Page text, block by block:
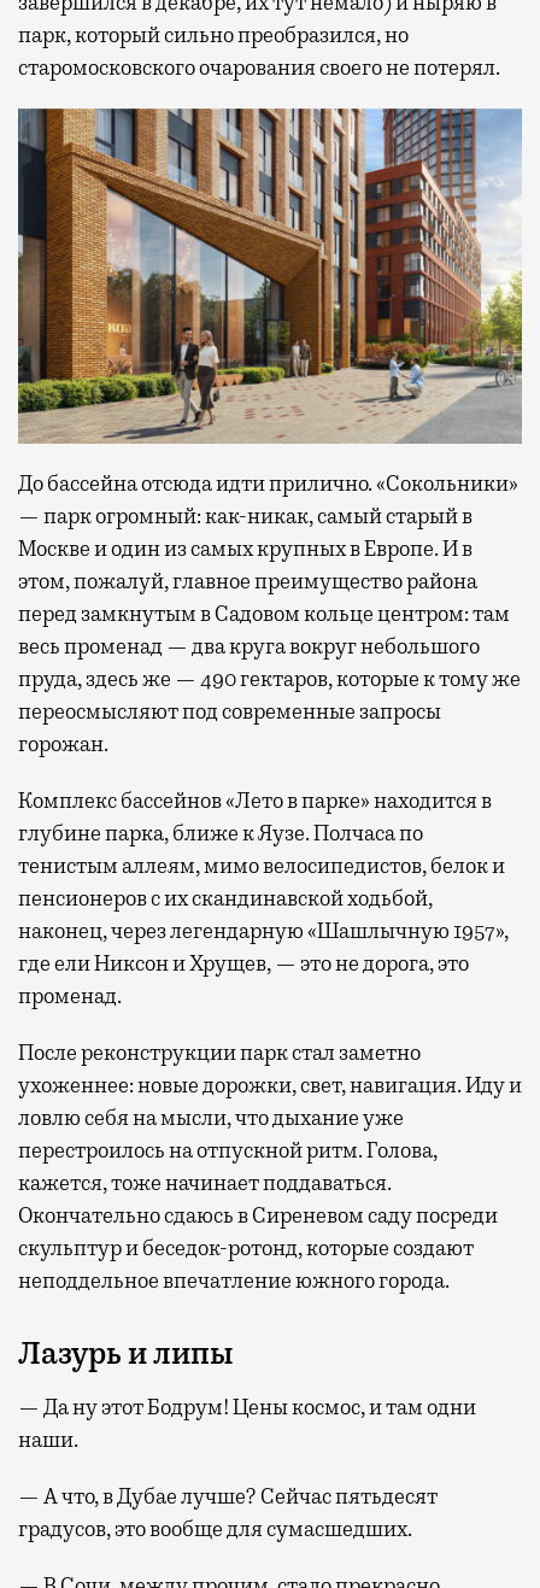
парк, который сильно преобразился, но
старомосковского очарования своего не потерял.
До бассейна отсюда идти прилично. «Сокольники»
— парк огромный: как-никак, самый старый в
Москве и один из самых крупных в Европе. И в
этом, пожалуй, главное преимущество района
перед замкнутым в Садовом кольце центром: там
весь променад — два круга вокруг небольшого
пруда, здесь же — 490 гектаров, которые к тому же
переосмысляют под современные запросы
горожан.
Комплекс бассейнов «Лето в парке» находится в
глубине парка, ближе к Яузе. Полчаса по
тенистым аллеям, мимо велосипедистов, белок и
пенсионеров с их скандинавской ходьбой,
наконец, через легендарную «Шашлычную 1957»,
где ели Никсон и Хрущев, — это не дорога, это
променад.
После реконструкции парк стал заметно
ухоженнее: новые дорожки, свет, навигация. Иду и
ловлю себя на мысли, что дыхание уже
перестроилось на отпускной ритм. Голова,
кажется, тоже начинает поддаваться.
Окончательно сдаюсь в Сиреневом саду посреди
скульптур и беседок-ротонд, которые создают
неподдельное впечатление южного города.
Лазурь и липы
— Да ну этот Бодрум! Цены космос, и там одни
наши.
— А что, в Дубае лучше? Сейчас пятьдесят
градусов, это вообще для сумасшедших.